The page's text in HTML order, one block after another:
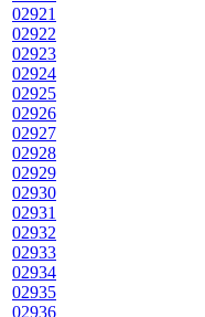
02921
02922
02923
02924
02925
02926
02927
02928
02929
02930
02931
02932
02933
02934
02935
02936